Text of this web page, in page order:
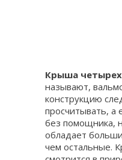
Крыша
называют,
конструкцию
просчитывать, а
без помощника,
обладает
чем остальные.